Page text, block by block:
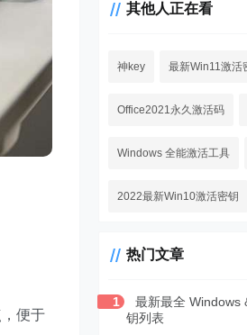
便于
其他人正在看
神key 最新Win11激活
Office2021永久激活码
Windows 全能激活工具
2022最新Win10激活密钥
热门文章
1
最新最全 Windows
钥列表